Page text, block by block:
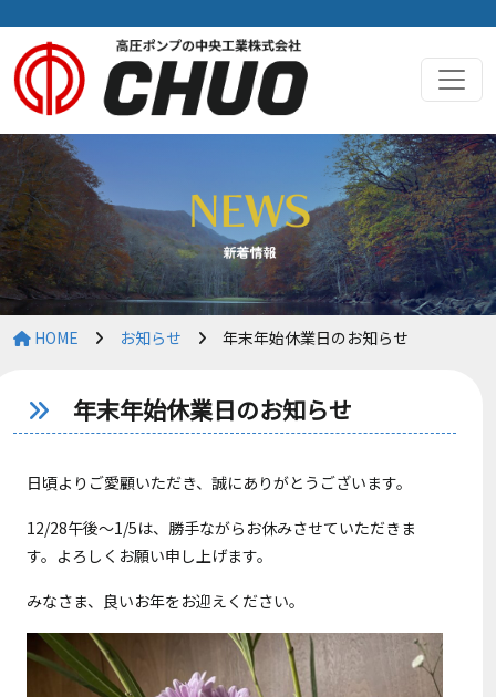
HOME お知らせ 年末年始休業日のお知らせ
年末年始休業日のお知らせ
日頃よりご愛顧いただき、誠にありがとうございます。
12/28午後～1/5は、勝手ながらお休みさせていただきま
す。よろしくお願い申し上げます。
みなさま、良いお年をお迎えください。